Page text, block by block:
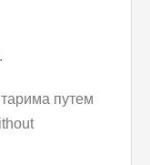
путем